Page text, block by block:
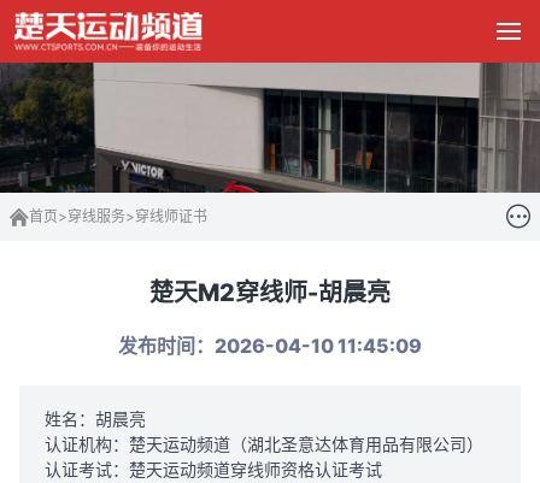
首页>穿线服务>穿线师证书
楚天M2穿线师-胡晨亮
发布时间：2026-04-10 11:45:09
姓名：胡晨亮
认证机构：楚天运动频道（湖北圣意达体育用品有限公司）
认证考试：楚天运动频道穿线师资格认证考试